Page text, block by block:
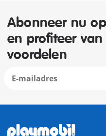
Abonneer nu
en profiteer
voordelen